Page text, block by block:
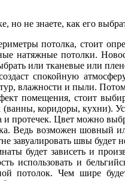
но не знаете, как его
потолка, стоит
натяжные потолки.
или тканевые или
спокойную
влажности и пыли.
помещения, стоит
коридоры, кухни).
и протечек. Цвет можно
Ведь возможен шовный
завуалировать швы будет
будет зависеть и
использовать и
потолок. Чем шире